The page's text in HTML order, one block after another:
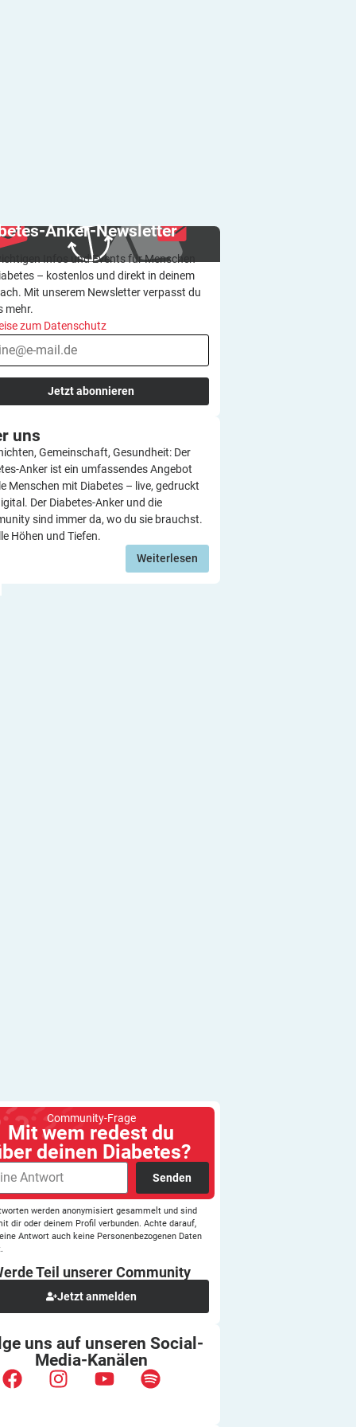
Anker-Newsletter
Infos und Events für Menschen
– kostenlos und direkt in deinem
Mit unserem Newsletter verpasst du
mehr.
zum Datenschutz
Jetzt abonnieren
uns
Gemeinschaft, Gesundheit: Der
Anker ist ein umfassendes Angebot
Menschen mit Diabetes – live, gedruckt
Der Diabetes-Anker und die
sind immer da, wo du sie brauchst.
Höhen und Tiefen.
Weiterlesen
Community-Frage
Mit wem redest du
deinen Diabetes?
Senden
werden anonymisiert gesammelt und sind
dir oder deinem Profil verbunden. Achte darauf,
Antwort auch keine Personenbezogenen Daten
Teil unsererCommunity
Jetzt anmelden
uns auf unserenSocial-
Media-Kanälen